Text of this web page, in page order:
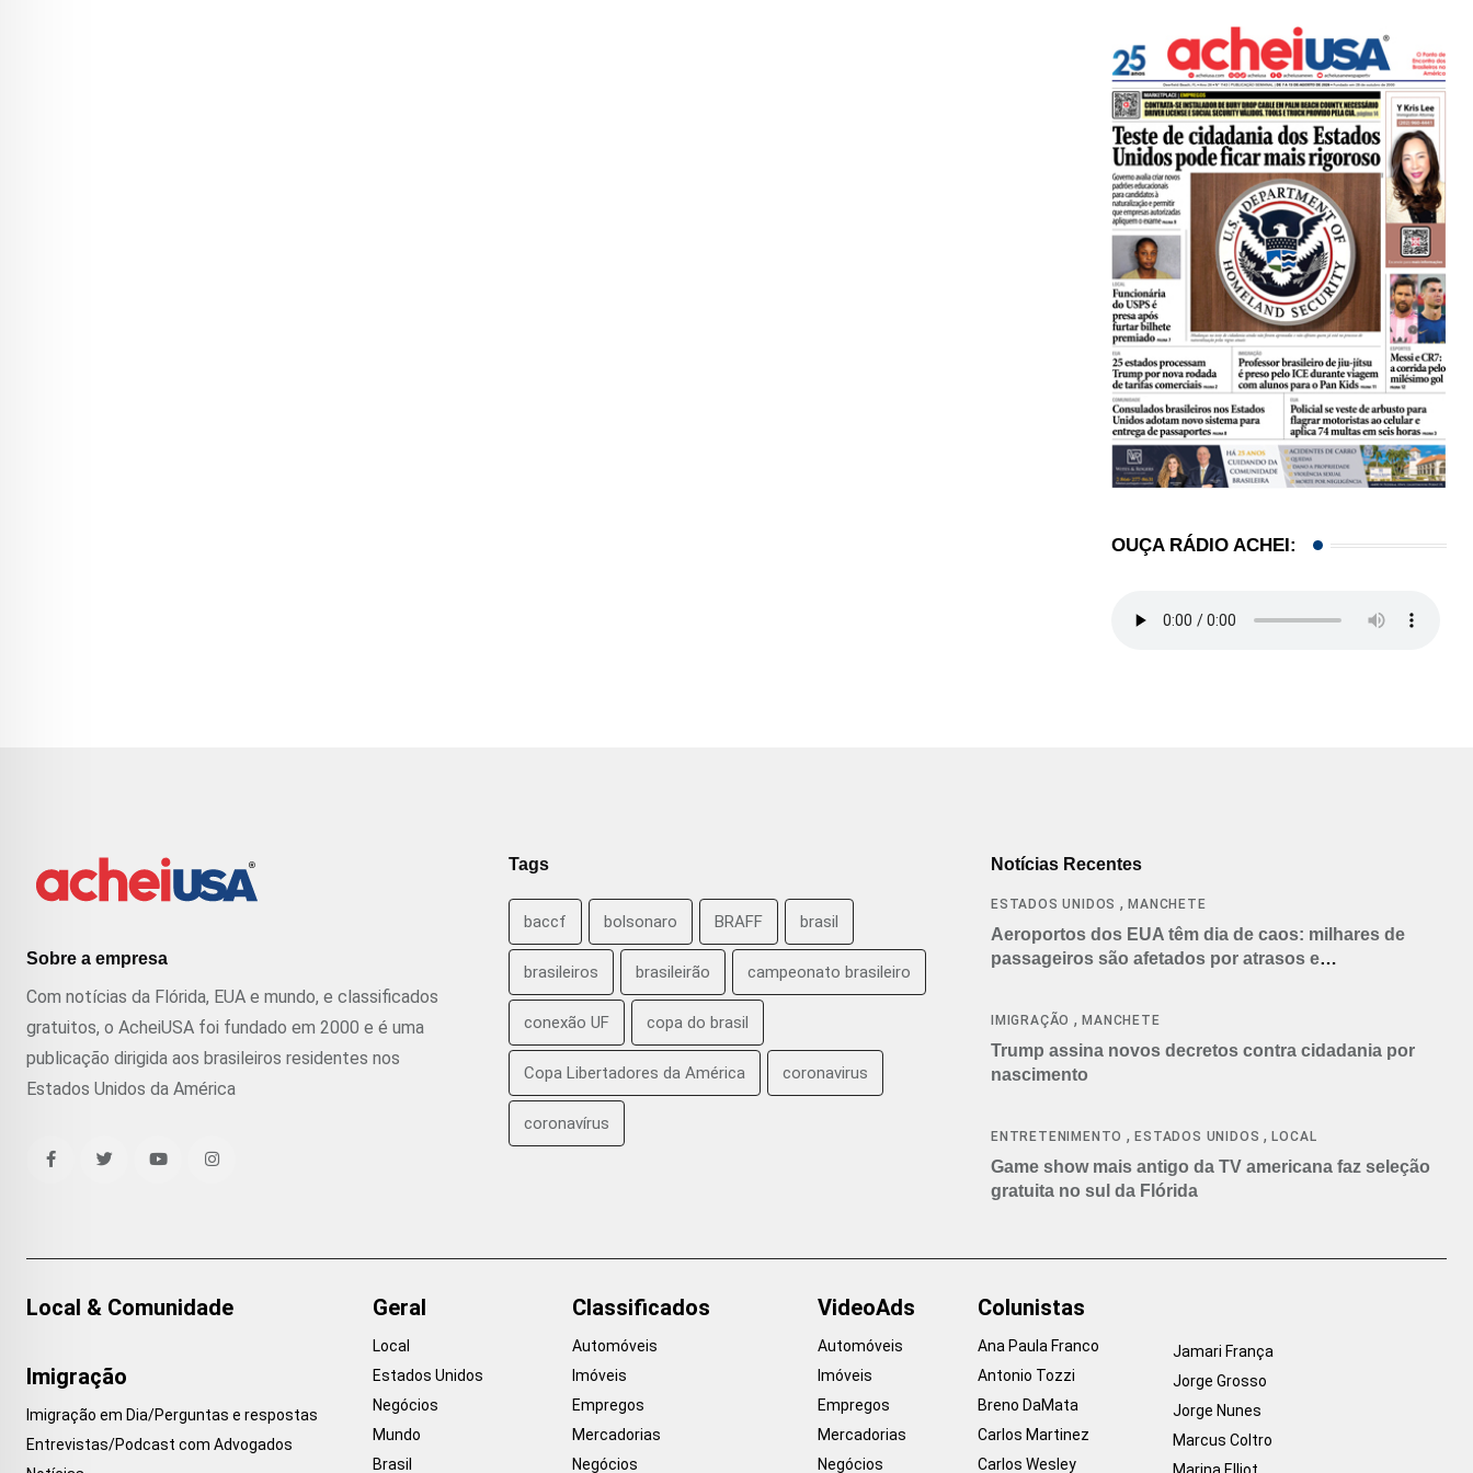
OUÇA RÁDIO ACHEI:
Sobre a empresa
Com notícias da Flórida, EUA e mundo, e classificados
gratuitos, o AcheiUSA foi fundado em 2000 e é uma
publicação dirigida aos brasileiros residentes nos
Estados Unidos da América
Tags
baccf bolsonaro BRAFF brasil
brasileiros brasileirão campeonato brasileiro
conexão UF copa do brasil
Copa Libertadores da América coronavirus
coronavírus
Notícias Recentes
ESTADOS UNIDOS ,MANCHETE
Aeroportos dos EUA têm dia de caos: milhares de
passageiros são afetados por atrasos e
IMIGRAÇÃO ,MANCHETE
Trump assina novos decretos contra cidadania por
nascimento
ENTRETENIMENTO ,ESTADOS UNIDOS ,LOCAL
Game show mais antigo da TV americana faz seleção
gratuita no sul da Flórida
Local & Comunidade
Imigração
Imigração em Dia/Perguntas e respostas
Entrevistas/Podcast com Advogados
Geral
Local
Estados Unidos
Negócios
Mundo
Brasil
Classificados
Automóveis
Imóveis
Empregos
Mercadorias
Negócios
VideoAds
Automóveis
Imóveis
Empregos
Mercadorias
Negócios
Colunistas
Ana Paula Franco
Antonio Tozzi
Breno DaMata
Carlos Martinez
Carlos Wesley
Jamari França
Jorge Grosso
Jorge Nunes
Marcus Coltro